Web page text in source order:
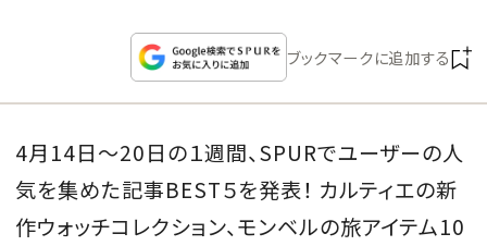
WEDDING
FORTUNE
SDGs
ブックマークに追加する
4月14日〜20日の１週間、SPURでユーザーの人
気を集めた記事BEST５を発表！ カルティエの新
作ウォッチコレクション、モンベルの旅アイテム10